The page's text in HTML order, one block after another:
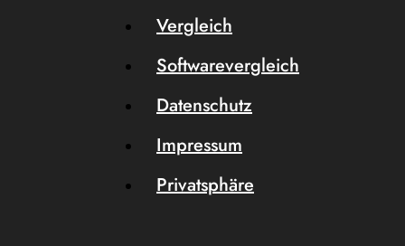
Vergleich
Softwarevergleich
Datenschutz
Impressum
Privatsphäre